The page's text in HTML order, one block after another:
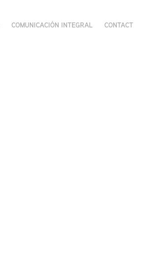
COMUNICACIÓN INTEGRAL CONTACT